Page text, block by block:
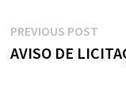
Navegação
de
PREVIOUS POST
AVISO DE